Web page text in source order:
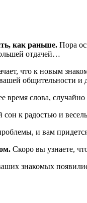
как раньше. Пора
отдачей…
что к новым
общительности
время слова,
к радостью и
и вам
Скоро вы узнаете,
знакомых